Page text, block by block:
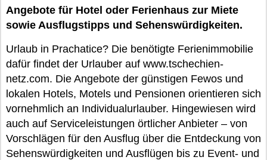
Angebote für Hotel oder Ferienhaus zur Miete
sowie Ausflugstipps und Sehenswürdigkeiten.
Urlaub in Prachatice? Die benötigte Ferienimmobilie
dafür findet der Urlauber auf www.tschechien-
netz.com. Die Angebote der günstigen Fewos und
lokalen Hotels, Motels und Pensionen orientieren sich
vornehmlich an Individualurlauber. Hingewiesen wird
auch auf Serviceleistungen örtlicher Anbieter – von
Vorschlägen für den Ausflug über die Entdeckung von
Sehenswürdigkeiten und Ausflügen bis zu Event- und